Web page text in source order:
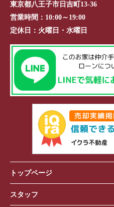
東京都八王子市日吉町13-36
営業時間： 10:00～19:00
定休日： 火曜日・水曜日
トップページ
スタッフ